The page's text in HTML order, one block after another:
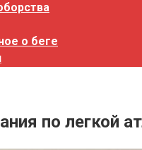
о беге
по легкой